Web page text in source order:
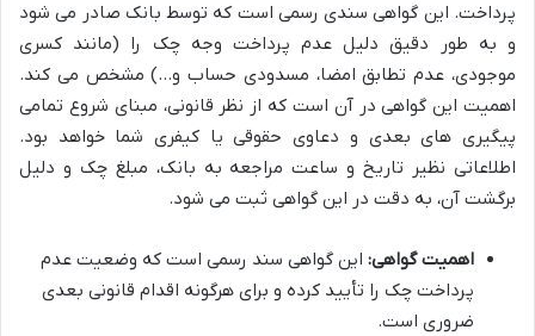
پرداخت. این گواهی سندی رسمی است که توسط بانک صادر می شود
و به طور دقیق دلیل عدم پرداخت وجه چک را (مانند کسری
موجودی، عدم تطابق امضا، مسدودی حساب و…) مشخص می کند.
اهمیت این گواهی در آن است که از نظر قانونی، مبنای شروع تمامی
پیگیری های بعدی و دعاوی حقوقی یا کیفری شما خواهد بود.
اطلاعاتی نظیر تاریخ و ساعت مراجعه به بانک، مبلغ چک و دلیل
برگشت آن، به دقت در این گواهی ثبت می شود.
اهمیت گواهی: این گواهی سند رسمی است که وضعیت عدم
پرداخت چک را تأیید کرده و برای هرگونه اقدام قانونی بعدی
ضروری است.